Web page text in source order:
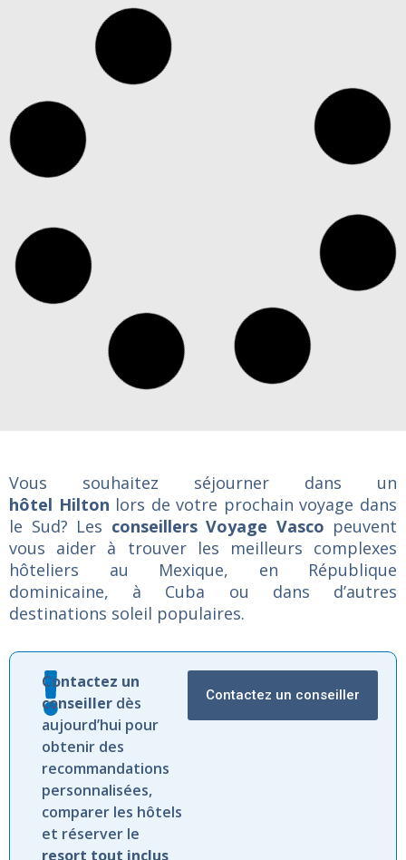
Puerto Vallarta
Richmond
Honolulu
Hilton Waikiki Beach
Kona